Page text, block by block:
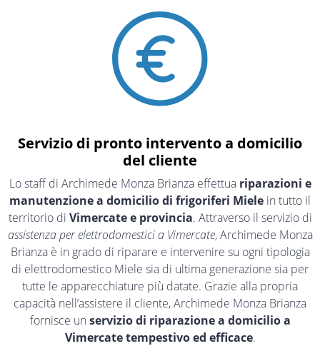
Servizio di pronto intervento a domicilio
del cliente
Lo staff di Archimede Monza Brianza effettua riparazioni e
manutenzione a domicilio di frigoriferi Miele in tutto il
territorio di Vimercate e provincia. Attraverso il servizio di
assistenza per elettrodomestici a Vimercate, Archimede Monza
Brianza è in grado di riparare e intervenire su ogni tipologia
di elettrodomestico Miele sia di ultima generazione sia per
tutte le apparecchiature più datate. Grazie alla propria
capacità nell’assistere il cliente, Archimede Monza Brianza
fornisce un servizio di riparazione a domicilio a
Vimercate tempestivo ed efficace.